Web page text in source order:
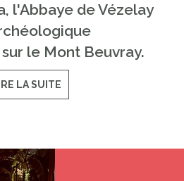
l'Abbaye de Vézelay
le Mont Beuvray.
LA SUITE